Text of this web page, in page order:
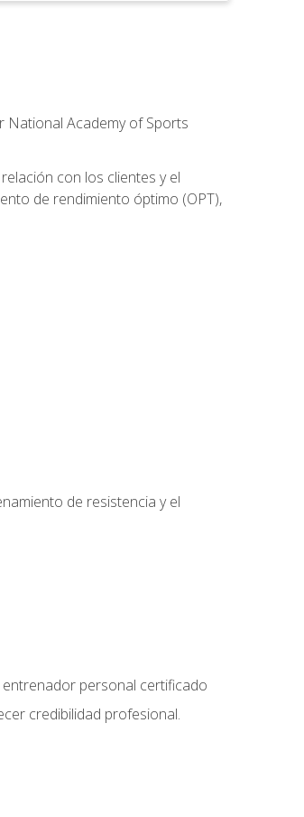
National Academy of Sports
con los clientes y el
de rendimiento óptimo (OPT),
de resistencia y el
personal certificado
credibilidad profesional.